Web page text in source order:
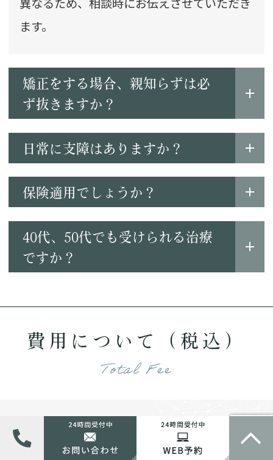
ます。
矯正をする場合、親知らずは必
ず抜きますか？
日常に支障はありますか？
保険適用でしょうか？
40代、50代でも受けられる治療
ですか？
費用について（税込）
Total Fee
初診相談 3,000円程度（税込）